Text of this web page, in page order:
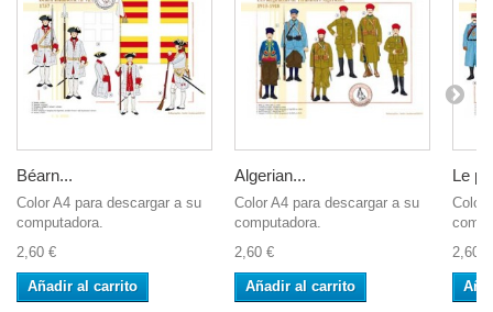
Béarn...
Color A4 para descargar a su
computadora.
2,60 €
Añadir al carrito
Algerian...
Color A4 para descargar a su
computadora.
2,60 €
Añadir al carrito
Le
Color
2,60 €